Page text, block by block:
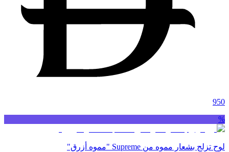
950
%
لوح تزلج بشعار مموه من Supreme "مموه أزرق"